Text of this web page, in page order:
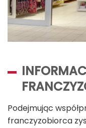
Podejmując
franczyzobiorca